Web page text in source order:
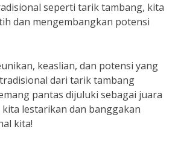
seperti tarik tambang, kita
dan mengembangkan potensi
keaslian, dan potensi yang
dari tarik tambang
pantas dijuluki sebagai juara
lestarikan dan banggakan
kita!